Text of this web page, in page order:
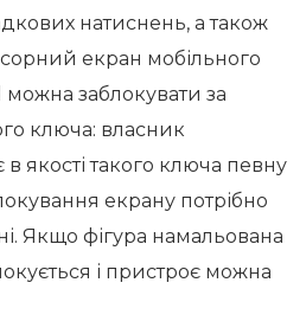
натиснень, а також
екран мобільного
заблокувати за
ключа: власник
якості такого ключа певну
екрану потрібно
Якщо фігура намальована
і пристроє можна